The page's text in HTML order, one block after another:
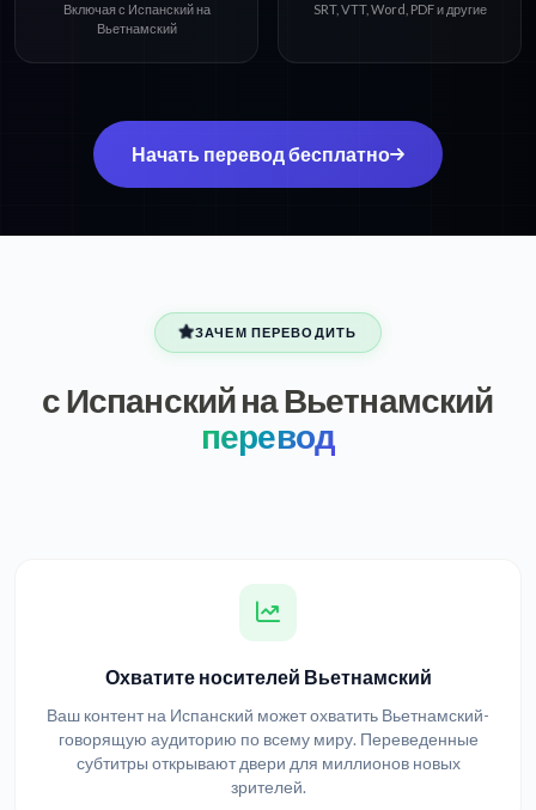
Включая с Испанский на
Вьетнамский
SRT, VTT, Word, PDF и другие
Начать перевод бесплатно
ЗАЧЕМ ПЕРЕВОДИТЬ
с Испанский на Вьетнамский
перевод
Охватите носителей Вьетнамский
Ваш контент на Испанский может охватить Вьетнамский-
говорящую аудиторию по всему миру. Переведенные
субтитры открывают двери для миллионов новых
зрителей.